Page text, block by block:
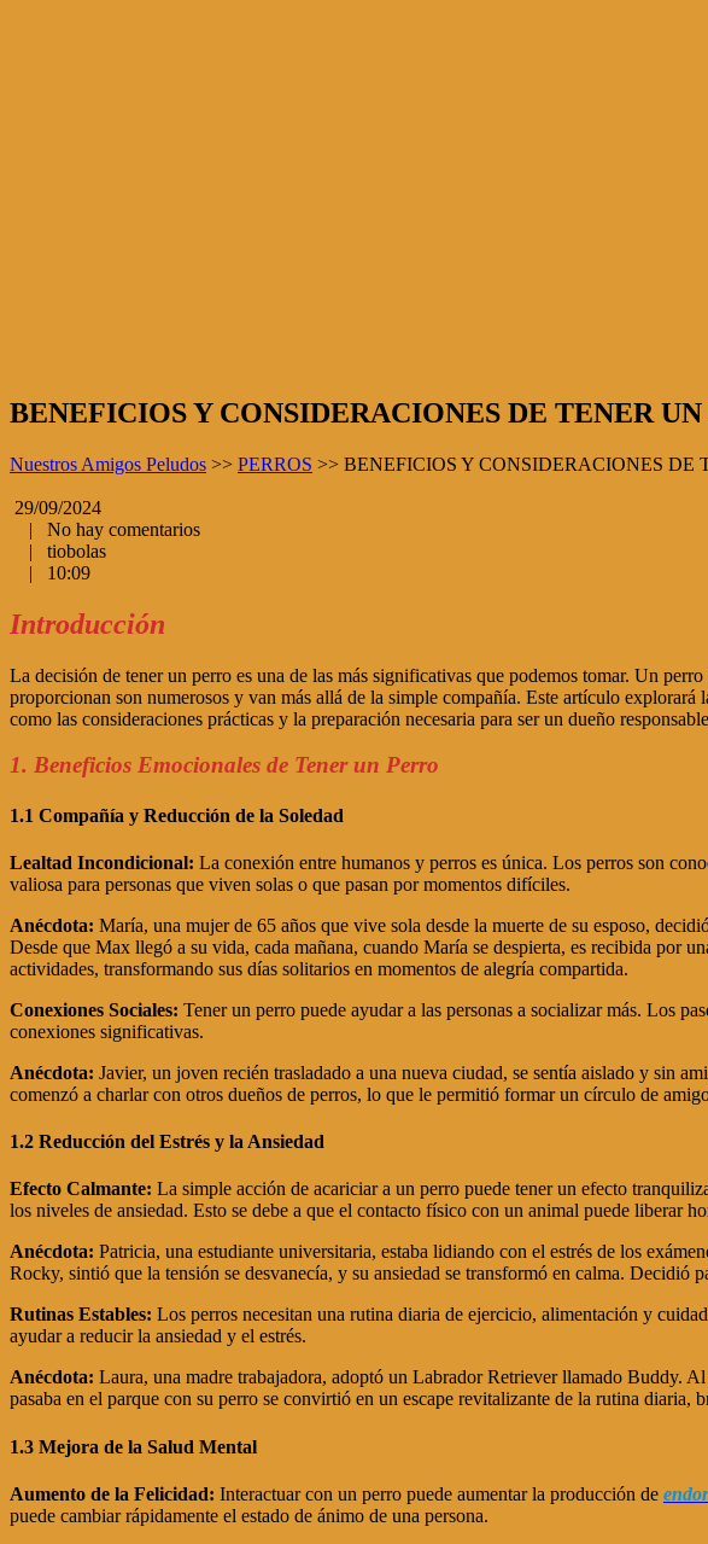
BENEFICIOS Y CONSIDERACIONES DE TENER
Nuestros Amigos Peludos >> PERROS >> BENEFICIOS Y CONSIDERACIONES DE
29/09/2024
|
No hay comentarios
|
tiobolas
|
10:09
Introducción
La decisión de tener un perro es una de las más significativas que podemos tomar. Un
proporcionan son numerosos y van más allá de la simple compañía. Este artículo
como las consideraciones prácticas y la preparación necesaria para ser un dueño
1. Beneficios Emocionales de Tener un Perro
1.1 Compañía y Reducción de la Soledad
Lealtad Incondicional: La conexión entre humanos y perros es única. Los perros son
valiosa para personas que viven solas o que pasan por momentos difíciles.
Anécdota: María, una mujer de 65 años que vive sola desde la muerte de su esposo,
Desde que Max llegó a su vida, cada mañana, cuando María se despierta, es recibida por
actividades, transformando sus días solitarios en momentos de alegría compartida.
Conexiones Sociales: Tener un perro puede ayudar a las personas a socializar más. Los
conexiones significativas.
Anécdota: Javier, un joven recién trasladado a una nueva ciudad, se sentía aislado y sin
comenzó a charlar con otros dueños de perros, lo que le permitió formar un círculo de
1.2 Reducción del Estrés y la Ansiedad
Efecto Calmante: La simple acción de acariciar a un perro puede tener un efecto
los niveles de ansiedad. Esto se debe a que el contacto físico con un animal puede liberar
Anécdota: Patricia, una estudiante universitaria, estaba lidiando con el estrés de los
Rocky, sintió que la tensión se desvanecía, y su ansiedad se transformó en calma. Decidió
Rutinas Estables: Los perros necesitan una rutina diaria de ejercicio, alimentación y
ayudar a reducir la ansiedad y el estrés.
Anécdota: Laura, una madre trabajadora, adoptó un Labrador Retriever llamado Buddy.
pasaba en el parque con su perro se convirtió en un escape revitalizante de la rutina diaria,
1.3 Mejora de la Salud Mental
Aumento de la Felicidad: Interactuar con un perro puede aumentar la producción de
puede cambiar rápidamente el estado de ánimo de una persona.